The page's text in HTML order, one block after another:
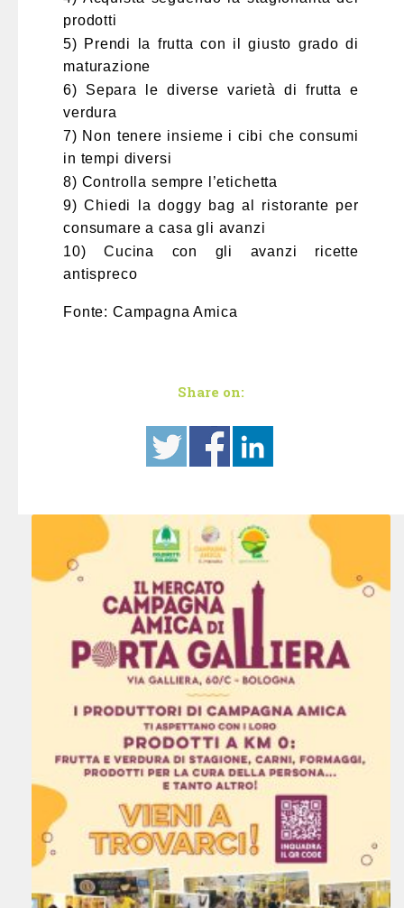
prodotti
5) Prendi la frutta con il giusto grado di
maturazione
6) Separa le diverse varietà di frutta e
verdura
7) Non tenere insieme i cibi che consumi
in tempi diversi
8) Controlla sempre l’etichetta
9) Chiedi la doggy bag al ristorante per
consumare a casa gli avanzi
10) Cucina con gli avanzi ricette
antispreco
Fonte: Campagna Amica
Share on: